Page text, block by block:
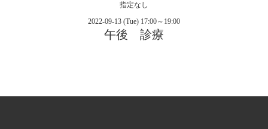
指定なし
2022-09-13 (Tue) 17:00～19:00
午後 診療